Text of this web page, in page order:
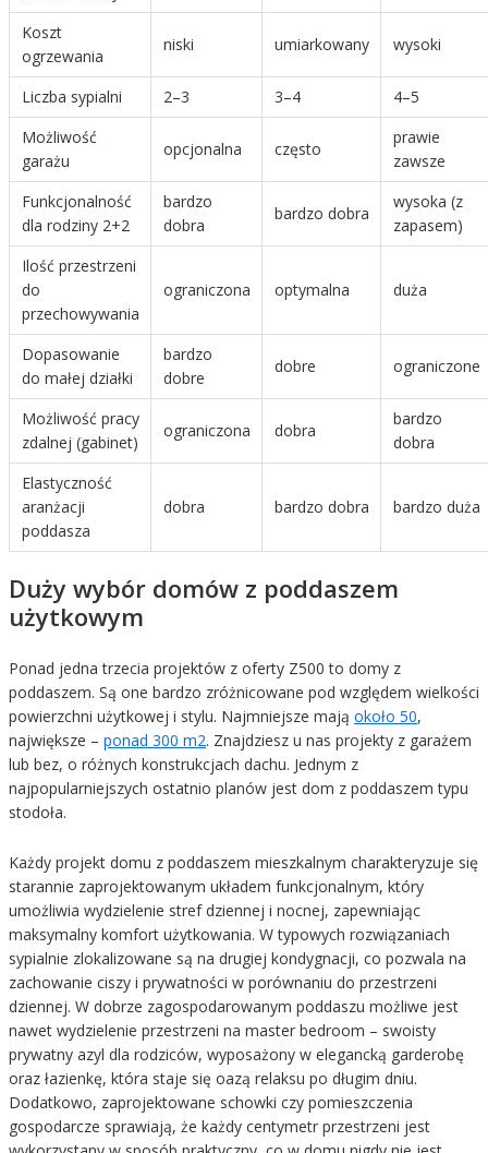
Koszt
ogrzewania
niski umiarkowany wysoki
Liczba sypialni 2–3 3–4
4–5
Możliwość
garażu
opcjonalna często
prawie
zawsze
Funkcjonalność
dla rodziny 2+2
bardzo
dobra
bardzo dobra
wysoka (z
zapasem)
Ilość przestrzeni
do
przechowywania
ograniczona optymalna duża
Dopasowanie
do małej działki
bardzo
dobre
dobre ograniczone
Możliwość pracy
zdalnej (gabinet)
ograniczona dobra
bardzo
dobra
Elastyczność
aranżacji
poddasza
dobra bardzo dobra bardzo duża
Duży wybór domów z poddaszem
użytkowym
Ponad jedna trzecia projektów z oferty Z500 to domy z
poddaszem. Są one bardzo zróżnicowane pod względem wielkości
powierzchni użytkowej i stylu. Najmniejsze mają około 50,
największe – ponad 300 m2. Znajdziesz u nas projekty z garażem
lub bez, o różnych konstrukcjach dachu. Jednym z
najpopularniejszych ostatnio planów jest dom z poddaszem typu
stodoła.
Każdy projekt domu z poddaszem mieszkalnym charakteryzuje się
starannie zaprojektowanym układem funkcjonalnym, który
umożliwia wydzielenie stref dziennej i nocnej, zapewniając
maksymalny komfort użytkowania. W typowych rozwiązaniach
sypialnie zlokalizowane są na drugiej kondygnacji, co pozwala na
zachowanie ciszy i prywatności w porównaniu do przestrzeni
dziennej. W dobrze zagospodarowanym poddaszu możliwe jest
nawet wydzielenie przestrzeni na master bedroom – swoisty
prywatny azyl dla rodziców, wyposażony w elegancką garderobę
oraz łazienkę, która staje się oazą relaksu po długim dniu.
Dodatkowo, zaprojektowane schowki czy pomieszczenia
gospodarcze sprawiają, że każdy centymetr przestrzeni jest